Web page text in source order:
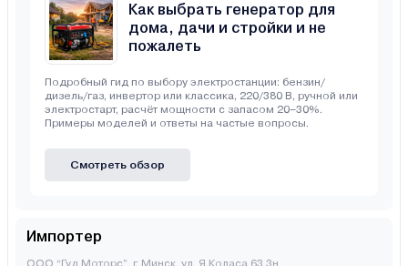
Как выбрать генератор для
дома, дачи и стройки и не
пожалеть
Подробный гид по выбору электростанции: бензин/
дизель/газ, инвертор или классика, 220/380 В, ручной или
электростарт, расчёт мощности с запасом 20–30%.
Примеры моделей и ответы на частые вопросы.
Смотреть обзор
Импортер
ООО “Гуд Моторс”, г. Минск, ул. Я.Коласа 63 3н